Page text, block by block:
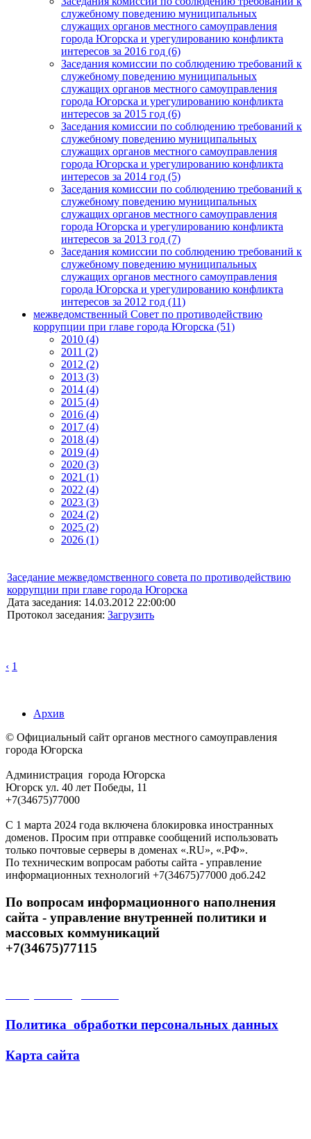
служебному поведению муниципальных
служащих органов местного самоуправления
города Югорска и урегулированию конфликта
интересов за 2016 год (6)
Заседания комиссии по соблюдению требований к
служебному поведению муниципальных
служащих органов местного самоуправления
города Югорска и урегулированию конфликта
интересов за 2015 год (6)
Заседания комиссии по соблюдению требований к
служебному поведению муниципальных
служащих органов местного самоуправления
города Югорска и урегулированию конфликта
интересов за 2014 год (5)
Заседания комиссии по соблюдению требований к
служебному поведению муниципальных
служащих органов местного самоуправления
города Югорска и урегулированию конфликта
интересов за 2013 год (7)
Заседания комиссии по соблюдению требований к
служебному поведению муниципальных
служащих органов местного самоуправления
города Югорска и урегулированию конфликта
интересов за 2012 год (11)
межведомственный Совет по противодействию
коррупции при главе города Югорска (51)
2010 (4)
2011 (2)
2012 (2)
2013 (3)
2014 (4)
2015 (4)
2016 (4)
2017 (4)
2018 (4)
2019 (4)
2020 (3)
2021 (1)
2022 (4)
2023 (3)
2024 (2)
2025 (2)
2026 (1)
Заседание межведомственного совета по противодействию
коррупции при главе города Югорска
Дата заседания: 14.03.2012 22:00:00
Протокол заседания: Загрузить
‹ 1
Архив
© Официальный сайт органов местного самоуправления
города Югорска
Администрация города Югорска
Югорск ул. 40 лет Победы, 11
+7(34675)77000
С 1 марта 2024 года включена блокировка иностранных
доменов. Просим при отправке сообщений использовать
только почтовые серверы в доменах «.RU», «.РФ».
По техническим вопросам работы сайта - управление
информационных технологий +7(34675)77000 доб.242
По вопросам информационного наполнения
сайта - управление внутренней политики и
массовых коммуникаций
+7(34675)77115
Политика обработки персональных данных
Карта сайта